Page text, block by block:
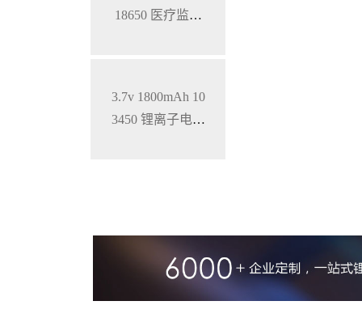
18650 医疗监护
3.7v 1800mAh 10
3450 锂离子电池